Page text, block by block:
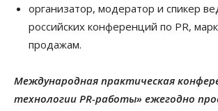
организатор, модератор и спикер
российских конференций по PR,
продажам.
Международная практическая
технологии PR-работы» ежегодно